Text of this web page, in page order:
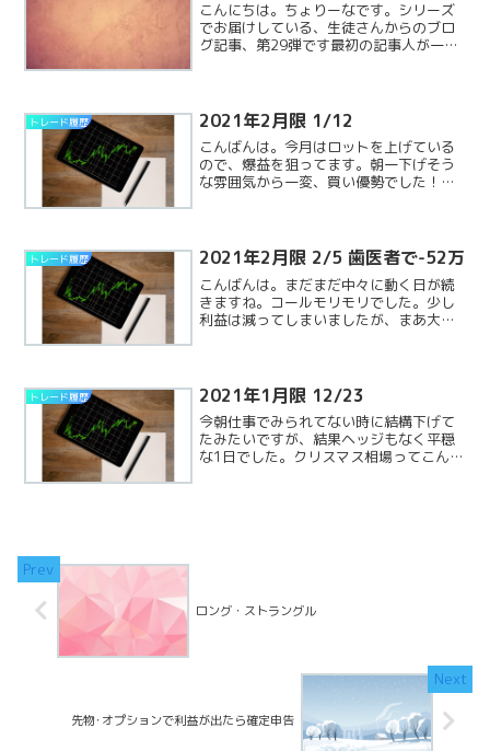
こんにちは。ちょりーなです。シリーズ
でお届けしている、生徒さんからのブロ
グ記事、第29弾です最初の記事人が一日
う。日常生活でReadMore...
トレード履歴 2021年2月限 1/12
こんばんは。今月はロットを上げている
ので、爆益を狙ってます。朝一下げそう
な雰囲気から一変、買い優勢でした！ヘ
トレード履歴 2021年2月限 2/5 歯医者で-52万
こんばんは。まだまだ中々に動く日が続
きますね。コールモリモリでした。少し
利益は減ってしまいましたが、まあ大丈
えそうです。泣きそうでReadMore...
トレード履歴 2021年1月限 12/23
今朝仕事でみられてない時に結構下げて
たみたいですが、結果ヘッジもなく平穏
な1日でした。クリスマス相場ってこんな
ロング・ストラングル
先物･オプションで利益が出たら確定申告